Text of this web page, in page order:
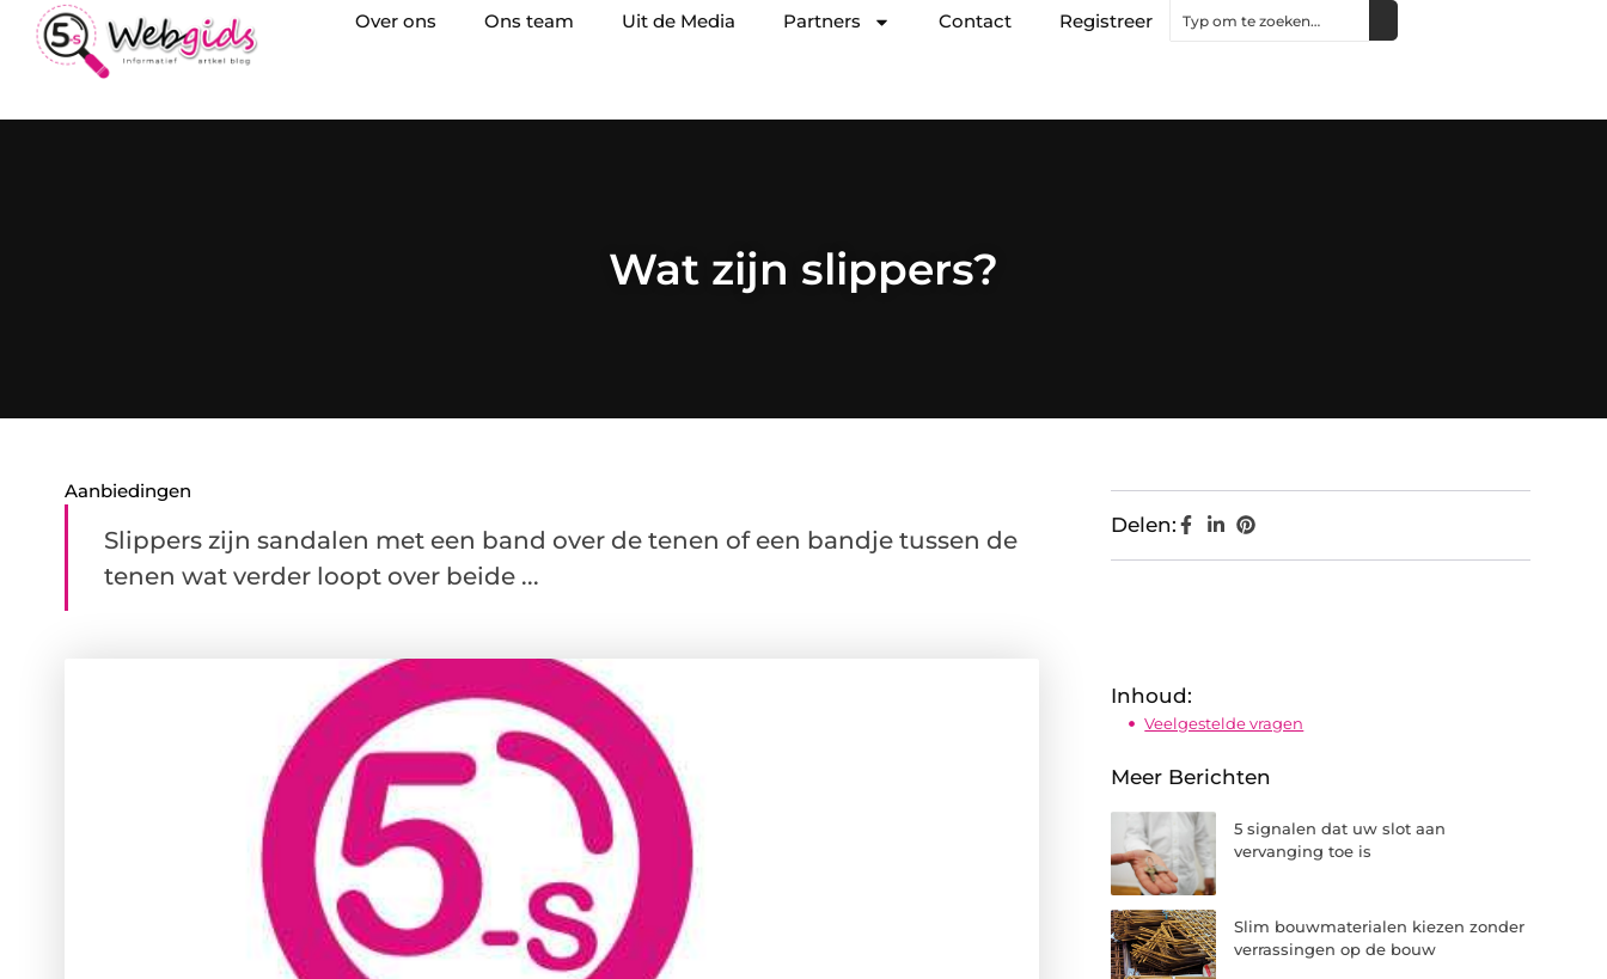
Over ons Ons team Uit de Media Partners Contact Registreer
Wat zijn slippers?
Aanbiedingen
Slippers zijn sandalen met een band over de tenen of een bandje tussen de
tenen wat verder loopt over beide ...
Delen:
Inhoud:
Veelgestelde vragen
Meer Berichten
5 signalen dat uw slot aan
vervanging toe is
Slim bouwmaterialen kiezen zonder
verrassingen op de bouw